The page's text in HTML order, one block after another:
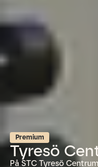
Premium
Tyresö
På STC Tyresö